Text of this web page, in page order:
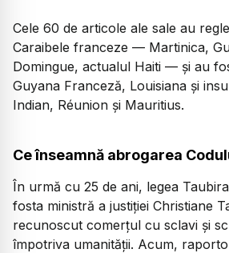
Cele 60 de articole ale sale au
Caraibele franceze — Martinica,
Domingue, actualul Haiti — și au
Guyana Franceză, Louisiana și
Indian, Réunion și Mauritius.
Ce înseamnă abrogarea
În urmă cu 25 de ani, legea
fosta ministră a justiției Christiane
recunoscut comerțul cu sclavi și
împotriva umanității. Acum,